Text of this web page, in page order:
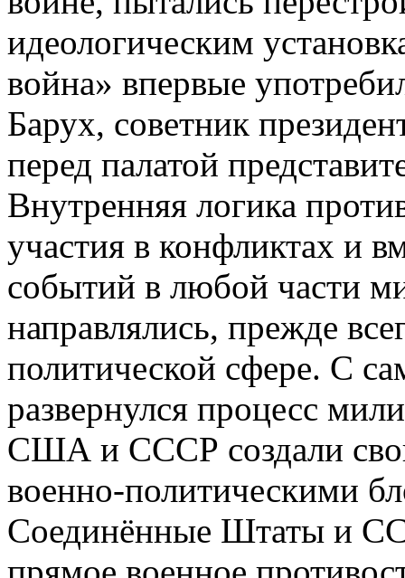
идеологическим
война» впервые
Барух, советник
перед палатой
Внутренняя логика
участия в конфликтах и
событий в любой части
направлялись, прежде
политической сфере. С
развернулся процесс
США и СССР создали
военно-политическими
Соединённые Штаты и